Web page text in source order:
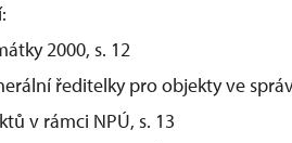
2000, s. 12
ředitelky pro objekty ve
v rámci NPÚ, s. 13